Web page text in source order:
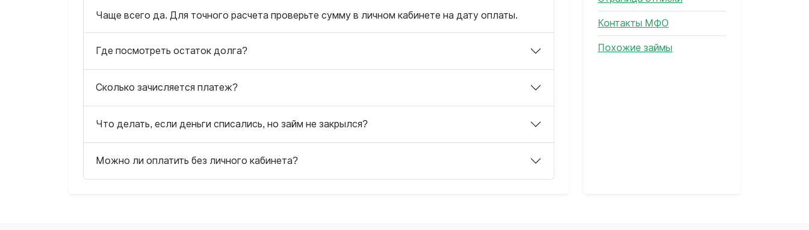
Чаще всего да. Для точного расчета проверьте сумму в личном кабинете на дату оплаты.
Где посмотреть остаток долга?
Сколько зачисляется платеж?
Что делать, если деньги списались, но займ не закрылся?
Можно ли оплатить без личного кабинета?
Контакты МФО
Похожие займы